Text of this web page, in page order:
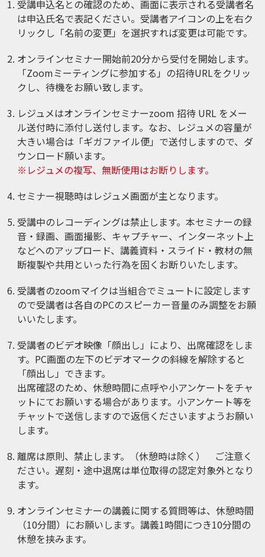
受講申込名との確認のため、画面に表示される受講者名
は申込氏名で表記ください。受講者アイコンの上を右ク
リックし「名前の変更」を選択すれば変更は可能です。
オンラインセミナー開始前20分から受付を開始します。
「Zoomミーティングに参加する」の招待URLをクリッ
クし、待機をお願い致します。
レジュメはオンラインセミナーzoom 招待 URL をメー
ル送付時に添付し送付します。なお、レジュメの容量が
大きい場合は「ギガファイル便」で送付しますので、ダ
ウンロード願います。
※レジュメの複写、無断使用はお断りします。
セミナー視聴時はレジュメ画面が主となります。
受講中のレコーディングは禁止します。本セミナーの録
音・録画、画面撮影、キャプチャー、インターネット上
などへのアップロード、講義資料・スライド・教材の無
断複製や共用といった行為を固くお断りいたします。
受講者のzoomマイクは当組合でミュートに設定します
ので受講者は各自のPCのスピーカー音量のみ調整をお願
いいたします。
受講者のビデオ映像「顔出し」により、出席確認をしま
す。PC画面の左下のビデオマークの斜線を解除すると
「顔出し」できます。
出席確認のため、休憩時間に点呼や小アンケートをチャ
ットにてお願いする場合があります。小アンケート等を
チャットで送信しますので返信くださいますようお願い
します。
離席は原則、禁止します。（休憩時は除く） ご注意く
ださい。遅刻・途中退席は単位取得の認定対象外となり
ます。
オンラインセミナーの講義に関する質問等は、休憩時間
（10分間）にお願いします。講義1時間につき10分間の
休憩を挟みます。